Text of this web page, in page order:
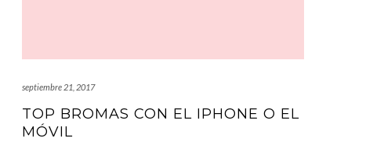
septiembre 21, 2017
TOP BROMAS CON EL IPHONE O EL
MÓVIL